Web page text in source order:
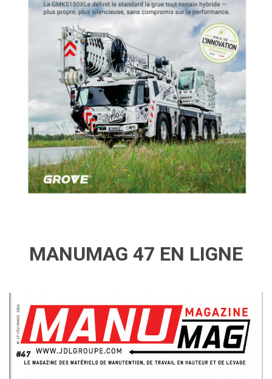
MANUMAG 47 EN LIGNE